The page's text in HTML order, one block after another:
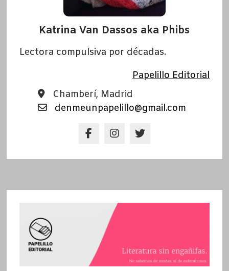
Katrina Van Dassos aka Phibs
Lectora compulsiva por décadas.
Papelillo Editorial
Chamberí, Madrid
denmeunpapelillo@gmail.com